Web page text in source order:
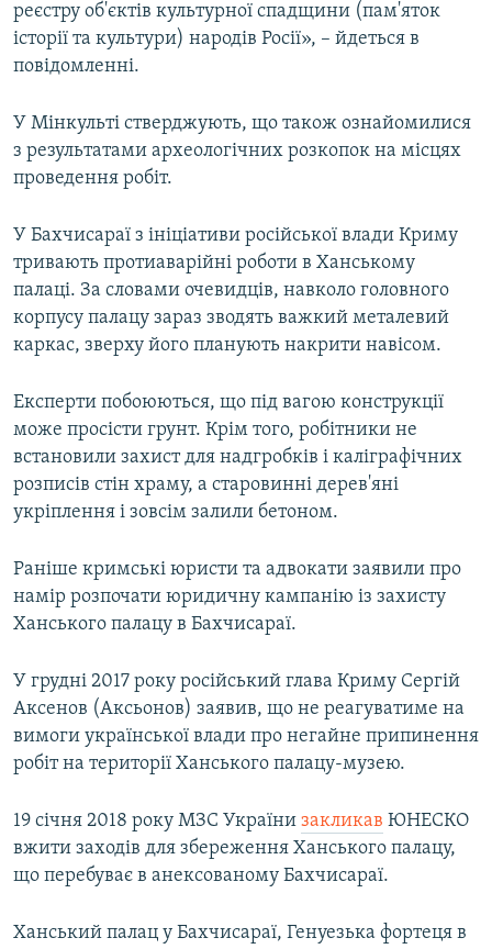
реєстру об'єктів культурної спадщини (пам'яток
історії та культури) народів Росії», – йдеться в
повідомленні.
У Мінкульті стверджують, що також ознайомилися
з результатами археологічних розкопок на місцях
проведення робіт.
У Бахчисараї з ініціативи російської влади Криму
тривають протиаварійні роботи в Ханському
палаці. За словами очевидців, навколо головного
корпусу палацу зараз зводять важкий металевий
каркас, зверху його планують накрити навісом.
Експерти побоюються, що під вагою конструкції
може просісти грунт. Крім того, робітники не
встановили захист для надгробків і каліграфічних
розписів стін храму, а старовинні дерев'яні
укріплення і зовсім залили бетоном.
Раніше кримські юристи та адвокати заявили про
намір розпочати юридичну кампанію із захисту
Ханського палацу в Бахчисараї.
У грудні 2017 року російський глава Криму Сергій
Аксенов (Аксьонов) заявив, що не реагуватиме на
вимоги української влади про негайне припинення
робіт на території Ханського палацу-музею.
19 січня 2018 року МЗС України закликав ЮНЕСКО
вжити заходів для збереження Ханського палацу,
що перебуває в анексованому Бахчисараї.
Ханський палац у Бахчисараї, Генуезька фортеця в